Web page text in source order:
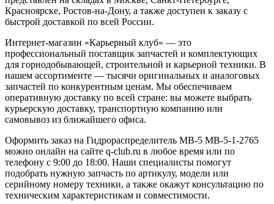
Красноярске, Ростов-на-Дону, а также доступен к заказу с
быстрой доставкой по всей России.
Интернет-магазин «Карьерный клуб» — это
профессиональный поставщик запчастей и комплектующих
для горнодобывающей, строительной и карьерной техники. В
нашем ассортименте — тысячи оригинальных и аналоговых
запчастей по конкурентным ценам. Мы обеспечиваем
оперативную доставку по всей стране: вы можете выбрать
курьерскую доставку, транспортную компанию или
самовывоз из ближайшего офиса.
Оформить заказ на Гидрораспределитель MB-5 MB-5-1-2765
можно онлайн на сайте q-club.ru в любое время или по
телефону с 9:00 до 18:00. Наши специалисты помогут
подобрать нужную запчасть по артикулу, модели или
серийному номеру техники, а также окажут консультацию по
техническим характеристикам и совместимости.